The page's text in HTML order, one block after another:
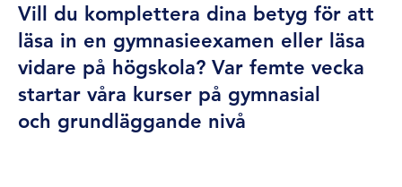
Vill du komplettera dina betyg för att
läsa in en gymnasieexamen eller läsa
vidare på högskola? Var femte vecka
startar våra kurser på gymnasial
och grundläggande nivå